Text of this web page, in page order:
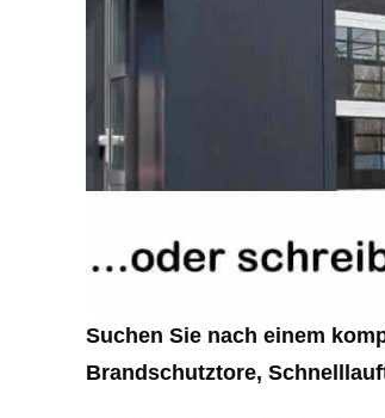
Suchen Sie nach einem
Brandschutztore,